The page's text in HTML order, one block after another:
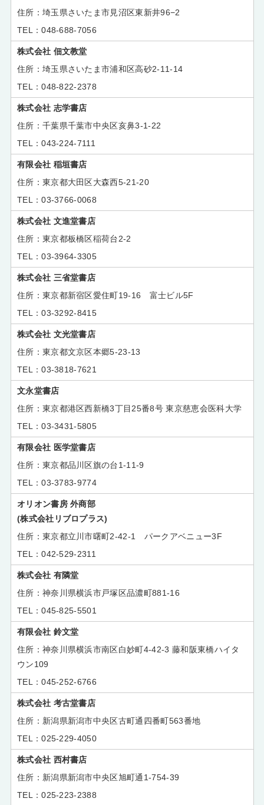
埼玉県さいたま市見沼区東新井96−2
048-688-7056
株式会社 佃文教堂
埼玉県さいたま市浦和区高砂2-11-14
048-822-2378
株式会社 志学書店
千葉県千葉市中央区亥鼻3-1-22
043-224-7111
有限会社 稲垣書店
東京都大田区大森西5-21-20
03-3766-0068
株式会社 文進堂書店
東京都板橋区稲荷台2-2
03-3964-3305
株式会社 三省堂書店
東京都新宿区愛住町19-16 富士ビル5F
03-3292-8415
株式会社 文光堂書店
東京都文京区本郷5-23-13
03-3818-7621
文永堂書店
東京都港区西新橋3丁目25番8号 東京慈恵会医科大学
03-3431-5805
有限会社 医学堂書店
東京都品川区旗の台1-11-9
03-3783-9774
オリオン書房 外商部
(株式会社リブロプラス)
東京都立川市曙町2-42-1 パークアベニュー3F
042-529-2311
株式会社 有隣堂
神奈川県横浜市戸塚区品濃町881-16
045-825-5501
有限会社 鈴文堂
神奈川県横浜市南区白妙町4-42-3 藤和阪東橋ハイタ
ウン109
045-252-6766
株式会社 考古堂書店
新潟県新潟市中央区古町通四番町563番地
025-229-4050
株式会社 西村書店
新潟県新潟市中央区旭町通1-754-39
025-223-2388